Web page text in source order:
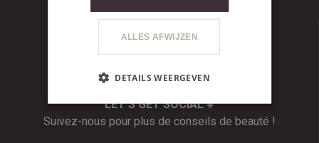
LET’S GET SOCIAL #
Suivez-nous pour plus de conseils de beauté !
ALLES AFWIJZEN
DETAILS WEERGEVEN